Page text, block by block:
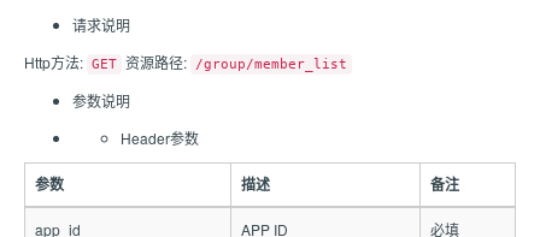
请求说明
Http方法: GET 资源路径: /group/member_list
参数说明
Header参数
参数 描述 备注
app_id APP ID 必填